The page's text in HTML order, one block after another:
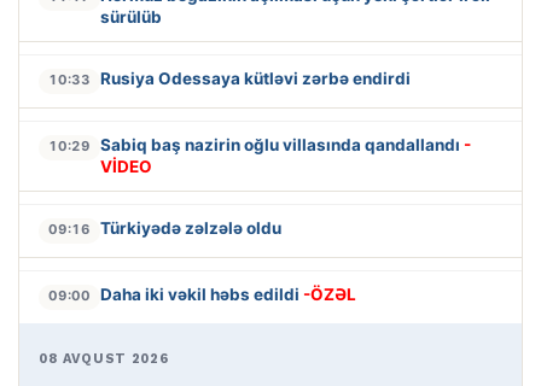
sürülüb
10:33 Rusiya Odessaya kütləvi zərbə endirdi
10:29 Sabiq baş nazirin oğlu villasında qandallandı -
VİDEO
09:16 Türkiyədə zəlzələ oldu
09:00 Daha iki vəkil həbs edildi -ÖZƏL
08 AVQUST 2026